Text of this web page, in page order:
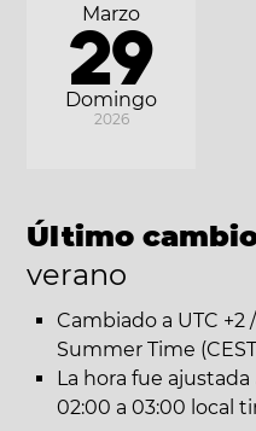
Domingo
Marzo
29
2026
Último
verano
Cambiado a UTC
Summer Time
La hora fue ajustada
02:00 a 03:00 local